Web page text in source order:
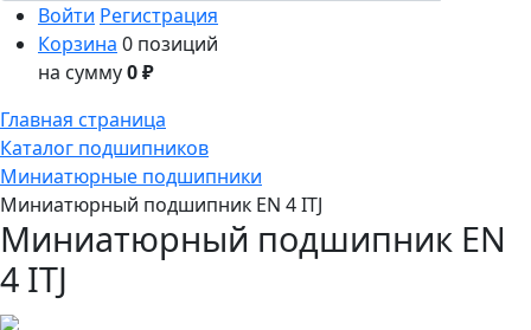
Войти Регистрация
Корзина 0 позиций
на сумму0 ₽
Главная страница
Каталог подшипников
Миниатюрные подшипники
Миниатюрный подшипник EN 4 ITJ
Миниатюрный подшипник EN
4 ITJ